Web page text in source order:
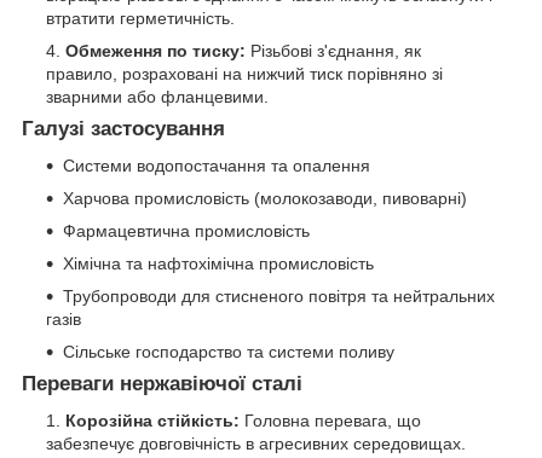
втратити герметичність.
Обмеження по тиску: Різьбові з'єднання, як
правило, розраховані на нижчий тиск порівняно зі
зварними або фланцевими.
Галузі застосування
Системи водопостачання та опалення
Харчова промисловість (молокозаводи, пивоварні)
Фармацевтична промисловість
Хімічна та нафтохімічна промисловість
Трубопроводи для стисненого повітря та нейтральних
газів
Сільське господарство та системи поливу
Переваги нержавіючої сталі
Корозійна стійкість: Головна перевага, що
забезпечує довговічність в агресивних середовищах.